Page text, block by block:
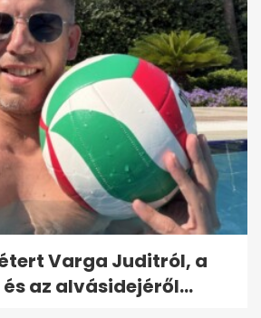
Varga Juditról, a
az alvásidejéről...